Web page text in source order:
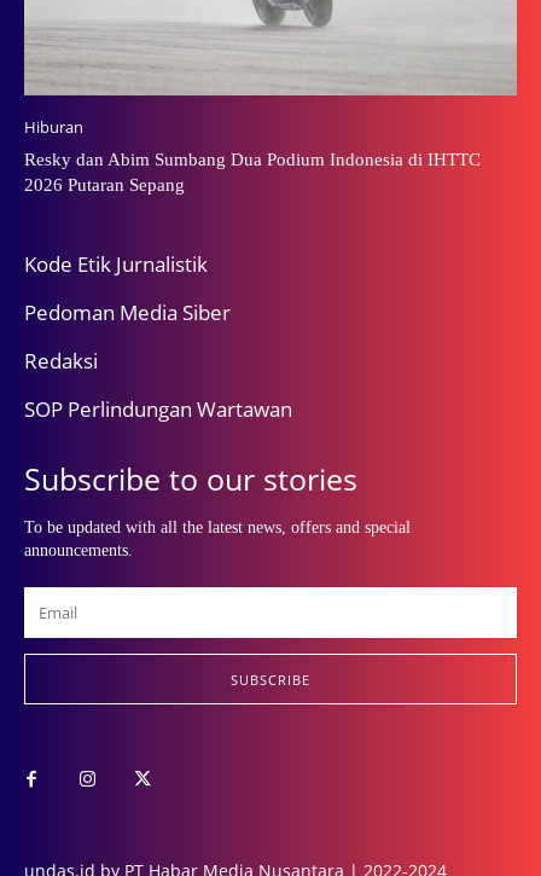
Hiburan
Resky dan Abim Sumbang Dua Podium Indonesia di IHTTC
2026 Putaran Sepang
Kode Etik Jurnalistik
Pedoman Media Siber
Redaksi
SOP Perlindungan Wartawan
Subscribe to our stories
To be updated with all the latest news, offers and special
announcements.
SUBSCRIBE
undas.id by PT Habar Media Nusantara | 2022-2024